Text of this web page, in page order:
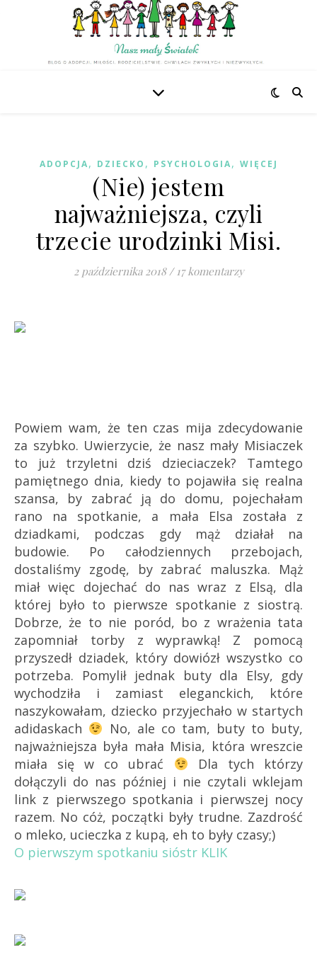
ADOPCJA, DZIECKO , PSYCHOLOGIA, WIĘCEJ
(Nie) jestem
najważniejsza, czyli
trzecie urodzinki Misi.
2 października 2018 / 17 komentarzy
Powiem wam, że ten czas mija zdecydowanie
za szybko. Uwierzycie, że nasz mały Misiaczek
to już trzyletni dziś dzieciaczek? Tamtego
pamiętnego dnia, kiedy to pojawiła się realna
szansa, by zabrać ją do domu, pojechałam
rano na spotkanie, a mała Elsa została z
dziadkami, podczas gdy mąż działał na
budowie. Po całodziennych przebojach,
dostaliśmy zgodę, by zabrać maluszka. Mąż
miał więc dojechać do nas wraz z Elsą, dla
której było to pierwsze spotkanie z siostrą.
Dobrze, że to nie poród, bo z wrażenia tata
zapomniał torby z wyprawką! Z pomocą
przyszedł dziadek, który dowiózł wszystko co
potrzeba. Pomylił jednak buty dla Elsy, gdy
wychodziła i zamiast eleganckich, które
naszykowałam, dziecko przyjechało w startych
adidaskach
No, ale co tam, buty to buty,
najważniejsza była mała Misia, która wreszcie
miała się w co ubrać
Dla tych którzy
dołączyli do nas później i nie czytali wklejam
link z pierwszego spotkania i pierwszej nocy
razem. No cóż, początki były trudne. Zazdrość
o mleko, ucieczka z kupą, eh to były czasy;)
O pierwszym spotkaniu sióstr KLIK